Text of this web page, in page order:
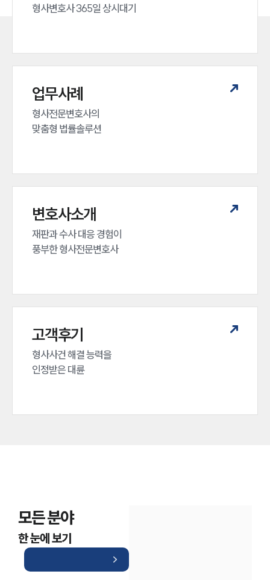
형사변호사 365일 상시대기
업무사례
형사전문변호사의
맞춤형 법률솔루션
변호사소개
재판과 수사 대응 경험이
풍부한 형사전문변호사
고객후기
형사사건 해결 능력을
인정받은 대륜
모든 분야
한 눈에 보기